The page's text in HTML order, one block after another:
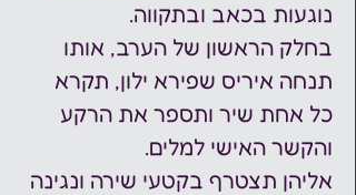
נוגעות בכאב ובתקווה.
בחלק הראשון של הערב, אותו
תנחה איריס שפירא ילון, תקרא
כל אחת שיר ותספר את הרקע
והקשר האישי למלים.
אליהן תצטרף בקטעי שירה ונגינה